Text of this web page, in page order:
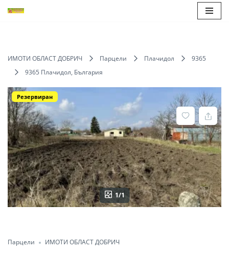
съдържанието
ИМОТИ ОБЛАСТ ДОБРИЧ Парцели Плачидол
9365
9365 Плачидол, България
Резервиран
1/1
Парцели ИМОТИ ОБЛАСТ ДОБРИЧ